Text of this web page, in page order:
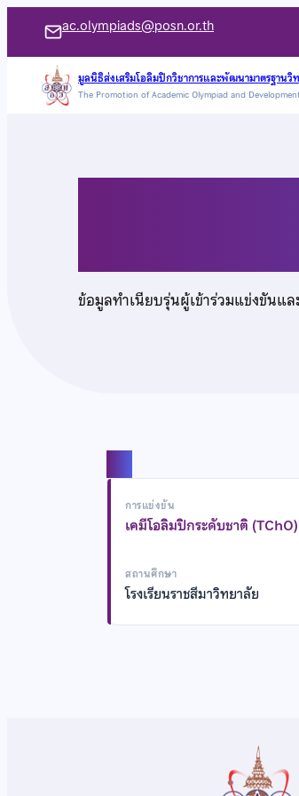
เนื้อหา
ac.olympiads@posn.or.th
มูลนิธิส่งเสริมโอลิมปิกวิชาการและพัฒนามาตรฐานวิ
The Promotion of Academic Olympiad and
ข้อมูลทำเนียบรุ่นผู้เข้าร่วมแข่งขันแ
การแข่งขัน
เคมีโอลิมปิกระดับชาติ (TChO)
สถานศึกษา
โรงเรียนราชสีมาวิทยาลัย